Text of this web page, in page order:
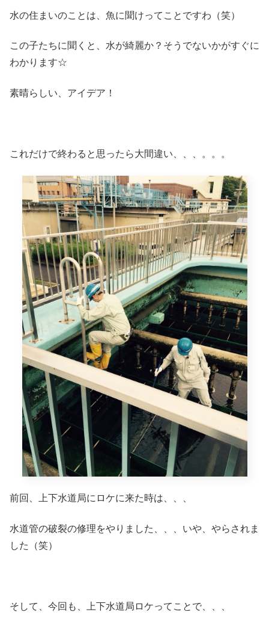
水の住まいのことは、魚に聞けってことですわ（笑）
この子たちに聞くと、水が綺麗か？そうでないかがすぐに
わかります☆
素晴らしい、アイデア！
これだけで終わると思ったら大間違い、、、。。。
前回、上下水道局にロケに来た時は、、、
水道管の破裂の修理をやりました、、、いや、やらされま
した（笑）
そして、今回も、上下水道局ロケってことで、、、